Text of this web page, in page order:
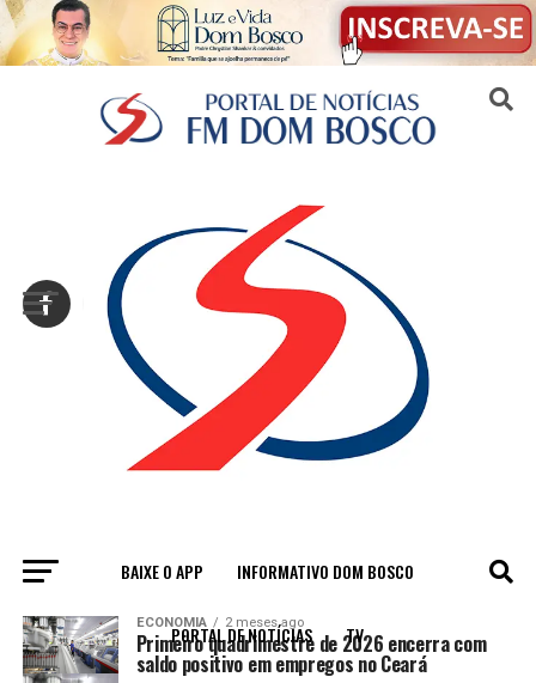
BAIXE O APP INFORMATIVO DOM BOSCO
PORTAL DE NOTÍCIAS TV
All posts tagged "Industria"
ECONOMIA 2 meses ago
Primeiro quadrimestre de 2026 encerra com
saldo positivo em empregos no Ceará
Sair da versão mobile